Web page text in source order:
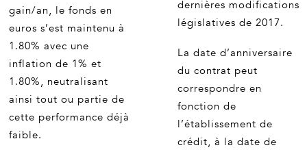
gain/an, le fonds en
euros s’est maintenu à
1.80% avec une
inflation de 1% et
1.80%, neutralisant
ainsi tout ou partie de
cette performance déjà
faible.
dernières modifications
législatives de 2017.
La date d’anniversaire
du contrat peut
correspondre en
fonction de
l’établissement de
crédit, à la date de